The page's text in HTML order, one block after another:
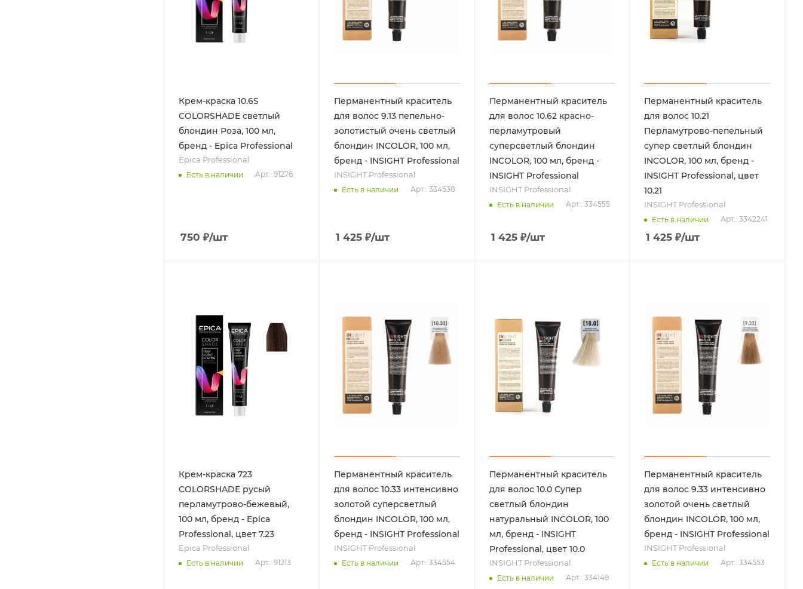
Крем-краска 10.6S
COLORSHADE светлый
блондин Роза, 100 мл,
бренд - Epica Professional
Epica Professional
Есть в наличии Арт.: 91276
750 ₽/шт
Перманентный краситель
для волос 9.13 пепельно-
золотистый очень светлый
блондин INCOLOR, 100 мл,
бренд - INSIGHT Professional
INSIGHT Professional
Есть в наличии Арт.: 334538
1 425₽/шт
Перманентный краситель
для волос 10.62 красно-
перламутровый
суперсветлый блондин
INCOLOR, 100 мл, бренд -
INSIGHT Professional
INSIGHT Professional
Есть в наличии Арт.: 334555
1 425₽/шт
Перманентный краситель
для волос 10.21
Перламутрово-пепельный
супер светлый блондин
INCOLOR, 100 мл, бренд -
INSIGHT Professional, цвет
10.21
INSIGHT Professional
Есть в наличии Арт.: 3342241
1 425 ₽/шт
Крем-краска 723
COLORSHADE русый
перламутрово-бежевый,
100 мл, бренд - Epica
Professional, цвет 7.23
Epica Professional
Есть в наличии Арт.: 91213
Перманентный краситель
для волос 10.33 интенсивно
золотой суперсветлый
блондин INCOLOR, 100 мл,
бренд - INSIGHT Professional
INSIGHT Professional
Есть в наличии Арт.: 334554
Перманентный краситель
для волос 10.0 Супер
светлый блондин
натуральный INCOLOR, 100
мл, бренд - INSIGHT
Professional, цвет 10.0
INSIGHT Professional
Есть в наличии Арт.: 334149
Перманентный краситель
для волос 9.33 интенсивно
золотой очень светлый
блондин INCOLOR, 100 мл,
бренд - INSIGHT Professional
INSIGHT Professional
Есть в наличии Арт.: 334553